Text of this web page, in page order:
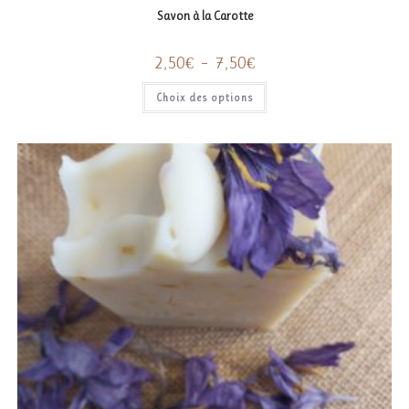
Savon à la Carotte
2,50€ – 7,50€Plage
de
prix :
à
Choix des options
a
Les
options
peuvent
être
choisies
sur
la
page
du
produit